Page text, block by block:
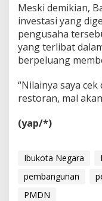
Meski demikian,
investasi yang
pengusaha
yang terlibat
berpeluang
“Nilainya saya
restoran, mal
(yap/*)
Ibukota Negara
pembangunan
PMDN